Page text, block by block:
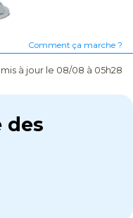
Comment ça marche ?
mis à jour le 08/08 à 05h28
des